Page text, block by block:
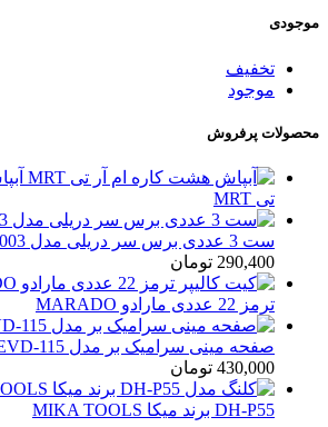
موجودی
تخفیف
موجود
محصولات پرفروش
تی MRT
ست 3 عددی برس سر دریلی مدل EWB-003 اکو EKO
290,400 تومان
ترمز 22 عددی مارادو MARADO
صفحه مینی سرامیک بر مدل EVD-115 برند اکو EKO
430,000 تومان
DH-P55 برند میکا MIKA TOOLS